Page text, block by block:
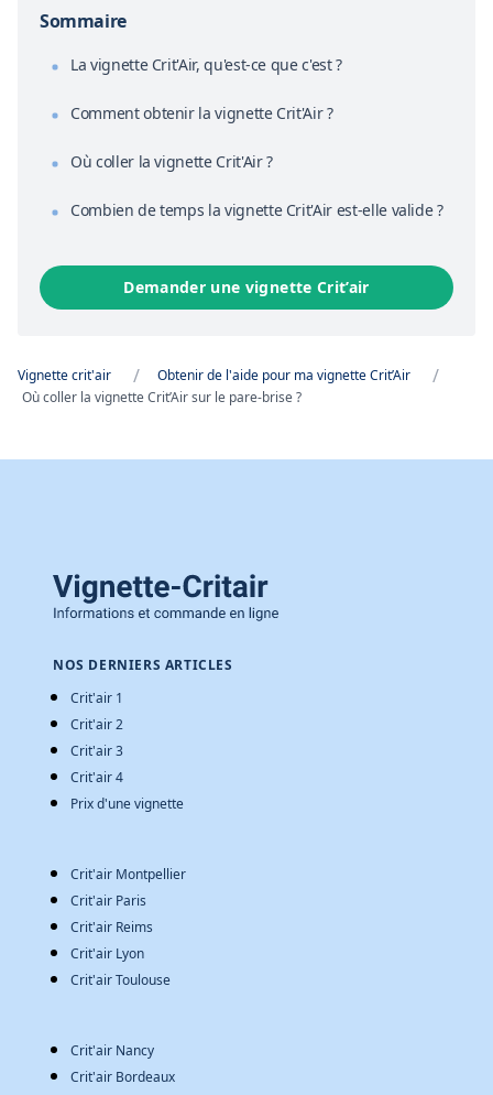
Sommaire
La vignette Crit'Air, qu'est-ce que c'est ?
Comment obtenir la vignette Crit'Air ?
Où coller la vignette Crit'Air ?
Combien de temps la vignette Crit'Air est-elle valide ?
Demander une vignette Crit’air
Vignette crit'air / Obtenir de l'aide pour ma vignette Crit’Air /
Où coller la vignette Crit’Air sur le pare-brise ?
NOS DERNIERS ARTICLES
Crit'air 1
Crit'air 2
Crit'air 3
Crit'air 4
Prix d'une vignette
Crit'air Montpellier
Crit'air Paris
Crit'air Reims
Crit'air Lyon
Crit'air Toulouse
Crit'air Nancy
Crit'air Bordeaux